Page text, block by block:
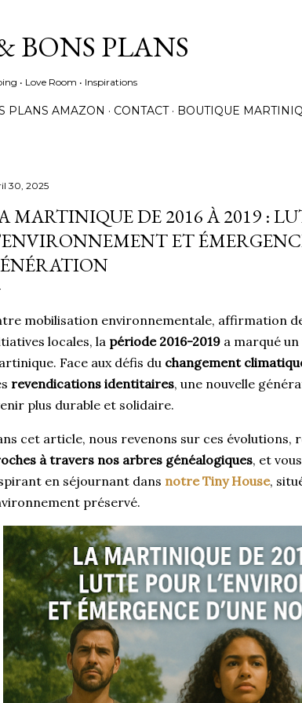
BONS PLANS
• Love Room • Inspirations
PLANS AMAZON CONTACT BOUTIQUE
30, 2025
MARTINIQUE DE 2016 À 2019 :
ET
mobilisation environnementale, affirmation
locales, la période 2016-2019 a marqué
Face aux défis du changement
revendications identitaires, une nouvelle
plus durable et solidaire.
cet article, nous revenons sur ces évolutions,
à travers nos arbres généalogiques, et
en séjournant dans notre Tiny House,
préservé.